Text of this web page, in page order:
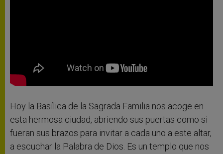
Hoy la Basílica de la Sagrada Familia nos acoge en
esta hermosa ciudad, abriendo sus puertas como si
fueran sus brazos para invitar a cada uno a este altar,
a escuchar la Palabra de Dios. Es un templo que nos